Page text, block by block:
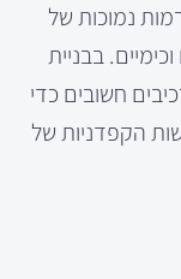
נמוכות של
בבניית
חשובים כדי
הקפדניות של